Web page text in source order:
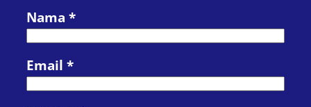
Nama *
Email *